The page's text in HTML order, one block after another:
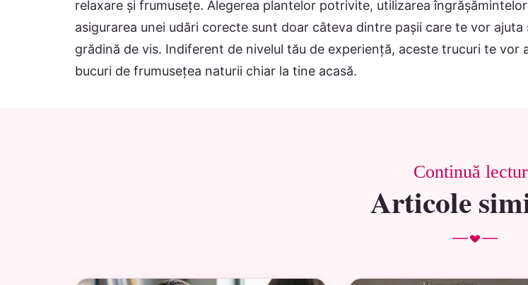
relaxare și frumusețe. Alegerea plantelor potrivite, utilizarea
asigurarea unei udări corecte sunt doar câteva dintre pașii care te vor ajuta
grădină de vis. Indiferent de nivelul tău de experiență, aceste trucuri te vor
bucuri de frumusețea naturii chiar la tine acasă.
Continuă
Articole